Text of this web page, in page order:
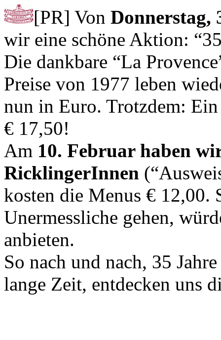
[PR] Von Donnerstag,
wir eine schöne Aktion:
Die dankbare “La
Preise von 1977 leben
nun in Euro. Trotzdem:
€ 17,50!
Am 10. Februar haben
RicklingerInnen
kosten die Menus € 12,00.
Unermessliche gehen,
anbieten.
So nach und nach, 35
lange Zeit, entdecken uns